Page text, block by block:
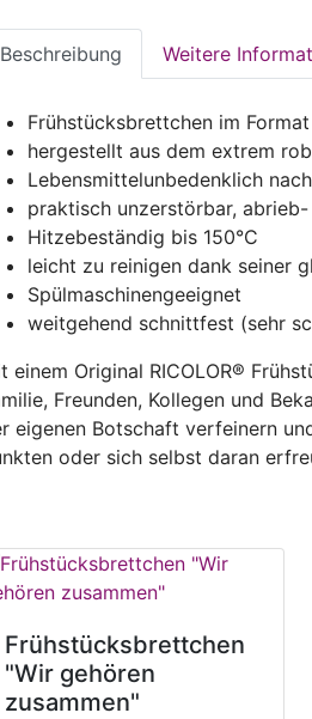
Beschreibung Weitere
Frühstücksbrettchen im
hergestellt aus dem extrem
Lebensmittelunbedenklich
praktisch unzerstörbar,
Hitzebeständig bis 150°C
leicht zu reinigen dank seiner
Spülmaschinengeeignet
weitgehend schnittfest (sehr
einem Original RICOLOR®
Freunden, Kollegen und
eigenen Botschaft verfeinern
oder sich selbst daran
Frühstücksbrettchen
"Wir gehören
zusammen"